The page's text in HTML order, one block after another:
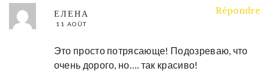
ЕЛЕНА
11 AOÛT
Répondre
Это просто потрясающе! Подозреваю, что
очень дорого, но…. так красиво!